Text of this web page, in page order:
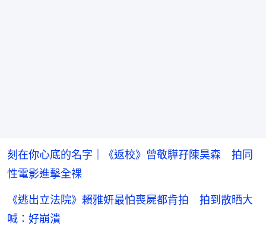
刻在你心底的名字｜《返校》曾敬驊孖陳昊森 拍同
性電影進擊全裸
《逃出立法院》賴雅妍最怕喪屍都肯拍 拍到散晒大
喊：好崩潰